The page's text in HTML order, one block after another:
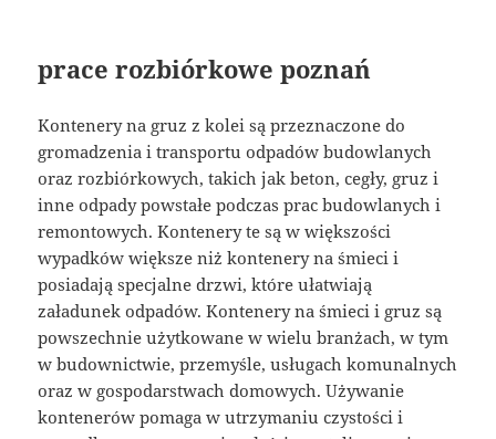
prace rozbiórkowe poznań
Kontenery na gruz z kolei są przeznaczone do
gromadzenia i transportu odpadów budowlanych
oraz rozbiórkowych, takich jak beton, cegły, gruz i
inne odpady powstałe podczas prac budowlanych i
remontowych. Kontenery te są w większości
wypadków większe niż kontenery na śmieci i
posiadają specjalne drzwi, które ułatwiają
załadunek odpadów. Kontenery na śmieci i gruz są
powszechnie użytkowane w wielu branżach, w tym
w budownictwie, przemyśle, usługach komunalnych
oraz w gospodarstwach domowych. Używanie
kontenerów pomaga w utrzymaniu czystości i